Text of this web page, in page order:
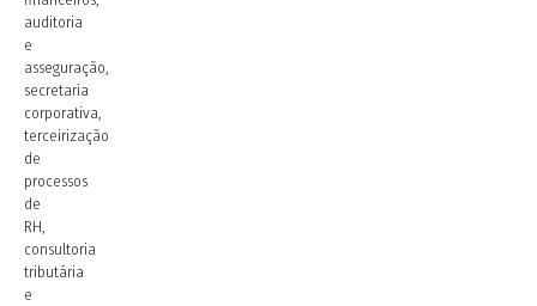
auditoria
e
asseguração,
secretaria
corporativa,
terceirização
de
processos
de
RH,
consultoria
tributária
e